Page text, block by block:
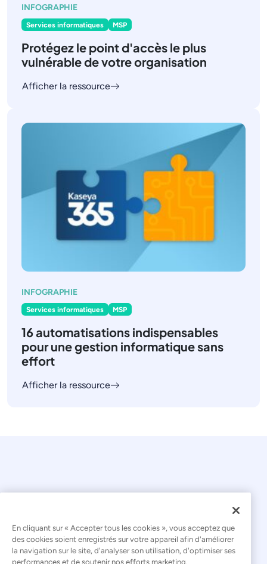
INFOGRAPHIE
Services informatiques MSP
Protégez le point d'accès le plus
vulnérable de votre organisation
Afficher la ressource
INFOGRAPHIE
Services informatiques MSP
16 automatisations indispensables
pour une gestion informatique sans
effort
Afficher la ressource
© 2026 Kaseya. Tous droits réservés.
Français
En cliquant sur « Accepter tous les cookies », vous acceptez que
des cookies soient enregistrés sur votre appareil afin d'améliorer
la navigation sur le site, d'analyser son utilisation, d'optimiser ses
performances et de soutenir nos efforts marketing.